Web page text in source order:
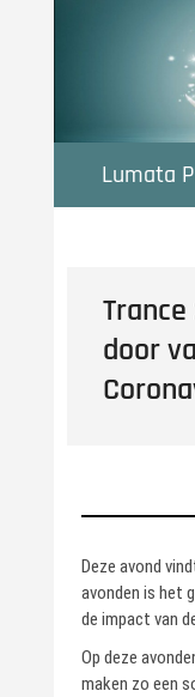
Lumata
door
Deze avond
avonden is het
de impact van
Op deze
maken zo een